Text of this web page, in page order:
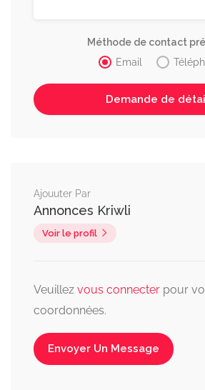
Méthode de contact
Email
Ajouuter Par
Annonces Kriwli
Voir le profil
Veuillez vous connecter pour
coordonnées.
Envoyer Un Message